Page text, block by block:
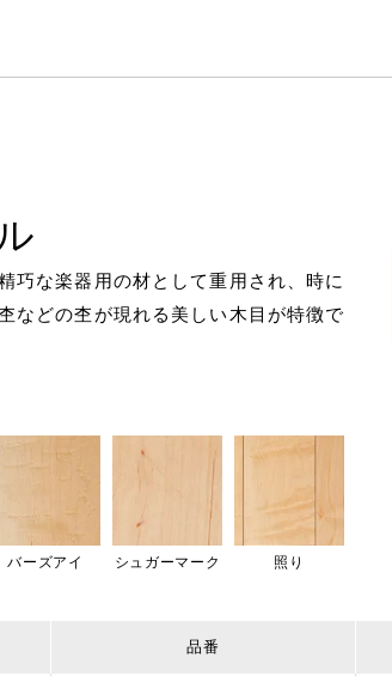
巧な楽器用の材として重用され、時に
などの杢が現れる美しい木目が特徴で
バーズアイ シュガーマーク 照り
品番